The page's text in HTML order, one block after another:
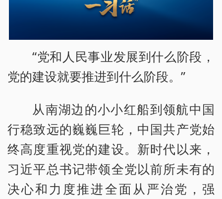
“党和人民事业发展到什么阶段，
党的建设就要推进到什么阶段。”
从南湖边的小小红船到领航中国
行稳致远的巍巍巨轮，中国共产党始
终高度重视党的建设。新时代以来，
习近平总书记带领全党以前所未有的
决心和力度推进全面从严治党，强